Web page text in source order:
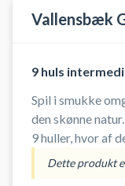
Vallensbæk
9 huls
Spil i smukke
den skønne natur. Banen består af
9 huller, hvor af
og 2 Par 4 huller. Flotte fairways.
Velholdte greens
Dette produkt